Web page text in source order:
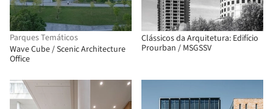
Parques Temáticos
Wave Cube / Scenic Architecture
Office
Clássicos da Arquitetura: Edifício
Prourban / MSGSSV